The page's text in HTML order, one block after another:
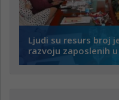
Ljudi su resurs broj
razvoju zaposlenih